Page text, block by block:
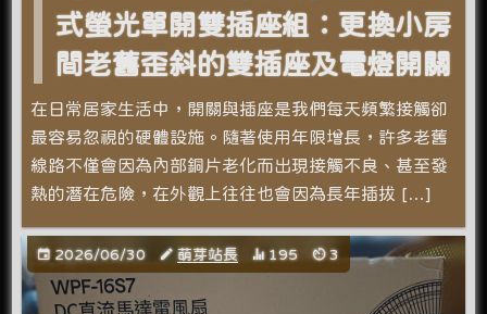
式螢光單開雙插座組：更換小房
間老舊歪斜的雙插座及電燈開關
在日常居家生活中，開關與插座是我們每天頻繁接觸卻
最容易忽視的硬體設施。隨著使用年限增長，許多老舊
線路不僅會因為內部銅片老化而出現接觸不良、甚至發
熱的潛在危險，在外觀上往往也會因為長年插拔 […]
2026/06/30 萌芽站長 195 3